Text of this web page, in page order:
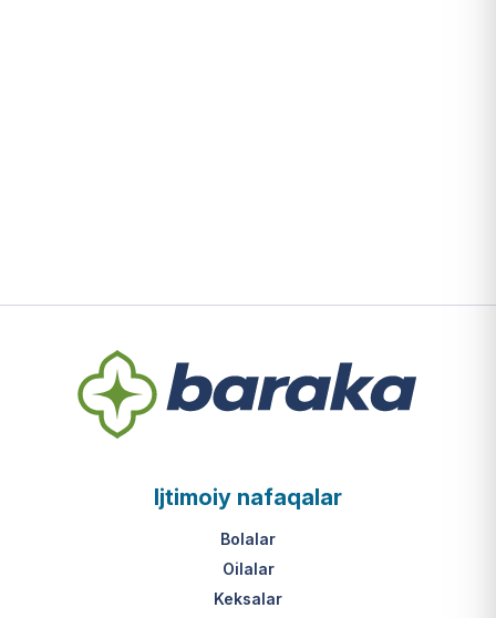
Ijtimoiy nafaqalar
Bolalar
Oilalar
Keksalar